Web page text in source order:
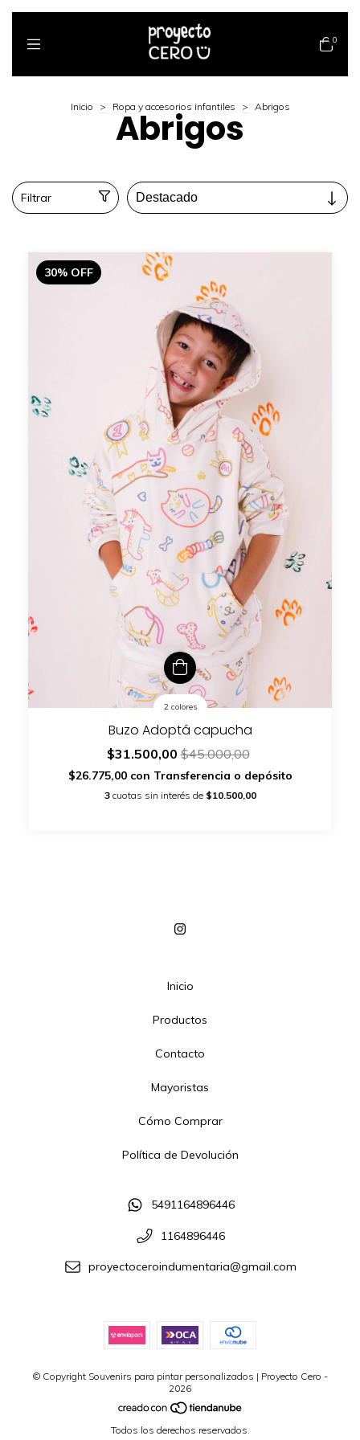
0
Inicio > Ropa y accesorios infantiles > Abrigos
Abrigos
Filtrar
30% OFF
2 colores
Buzo Adoptá capucha
$31.500,00$45.000,00
$26.775,00 con Transferencia o depósito
3 cuotas sin interés de $10.500,00
Inicio
Productos
Contacto
Mayoristas
Cómo Comprar
Política de Devolución
5491164896446
1164896446
proyectoceroindumentaria@gmail.com
© Copyright Souvenirs para pintar personalizados | Proyecto Cero -
2026
Todos los derechos reservados.